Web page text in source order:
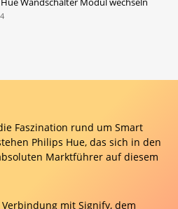
Faszination rund um Smart
Philips Hue, das sich in den
Marktführer auf diesem
mit Signify, dem